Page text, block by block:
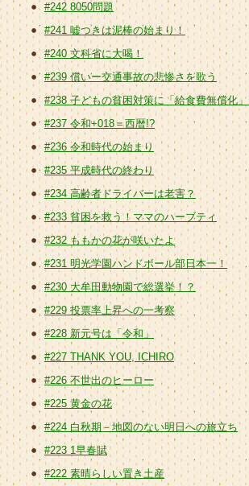
#242 8050問題
#241 嘘つきは泥棒の始まり！
#240 文科省に大喝！
#239 償いー交通事故の悲惨さを歌う
#238 子どもの貧困対策に「給食費無償化
#237 令和+018＝西暦!?
#236 令和時代の始まり
#235 平成時代の終わり
#234 高齢者ドライバーは老害？
#233 貧困を救う！ママのハーブティ
#232 ももかの花が咲いたよ
#231 明光学園ハンドボール部日本一！
#230 大牟田動物園で総選挙！？
#229 投票率上昇への一考察
#228 新元号は「令和」
#227 THANK YOU, ICHIRO
#226 不世出のヒーロー
#225 黄金の花
#224 白秋期－地図のない明日への旅立ち
#223 1早春賦
#222 素晴らしい置き土産